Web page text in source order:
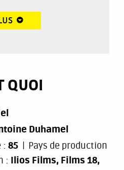
QUOI
Duhamel
: 85
Pays de production
: Ilios Films, Films 18,